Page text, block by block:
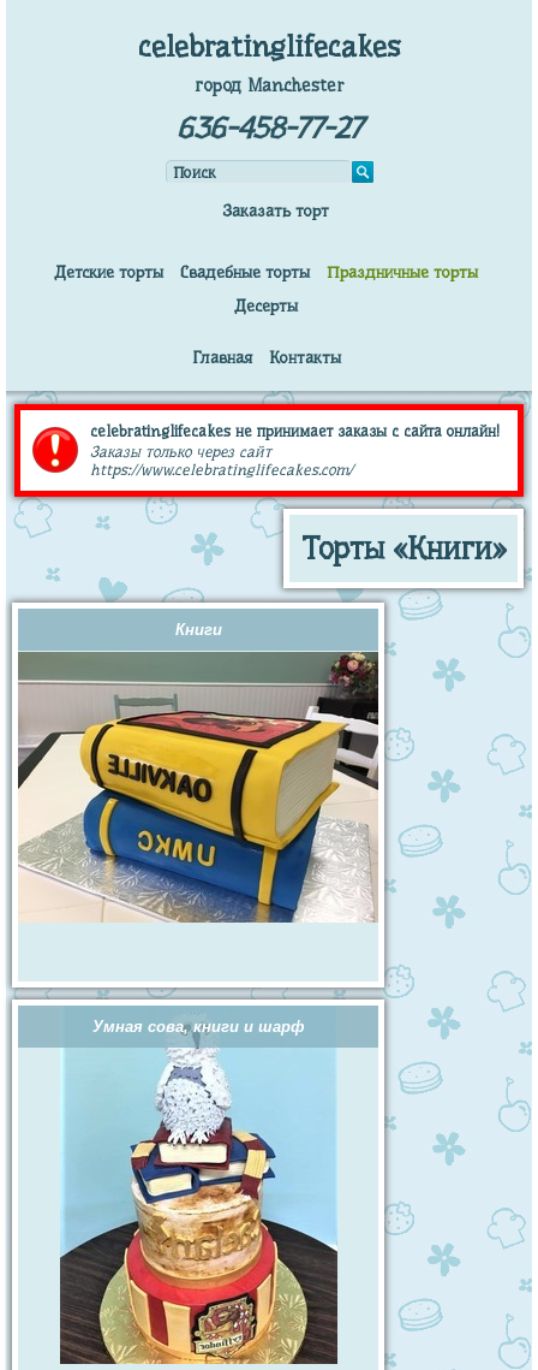
celebratinglifecakes
город Manchester
636-458-77-27
Заказать торт
Детские торты Свадебные торты
Праздничные торты
Десерты
Главная Контакты
celebratinglifecakes не принимает заказы с сайта онлайн!
Заказы только через сайт
https://www.celebratinglifecakes.com/
Торты «Книги»
Книги
Умная сова, книги и шарф